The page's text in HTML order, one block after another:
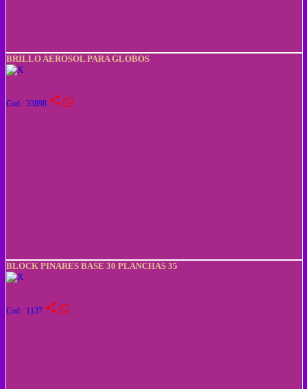
BRILLO AEROSOL PARA GLOBOS
Cod : 33898 share
BLOCK PINARES BASE 30 PLANCHAS 35
Cod : 1137 share